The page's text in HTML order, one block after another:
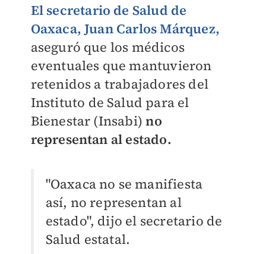
El secretario de Salud de
Oaxaca, Juan Carlos Márquez,
aseguró que los médicos
eventuales que mantuvieron
retenidos a trabajadores del
Instituto de Salud para el
Bienestar (Insabi)no
representan al estado.
"Oaxaca no se manifiesta
así, no representan al
estado", dijo el secretario de
Salud estatal.